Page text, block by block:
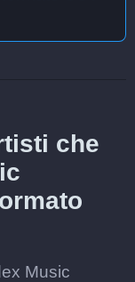
che
Music